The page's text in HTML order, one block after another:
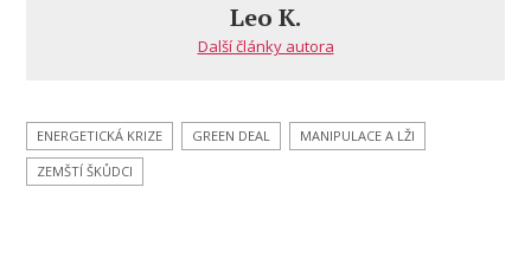
and
Leo K.
Další články autora
ENERGETICKÁ KRIZE GREEN DEAL
MANIPULACE A LŽI
ZEMŠTÍ ŠKŮDCI